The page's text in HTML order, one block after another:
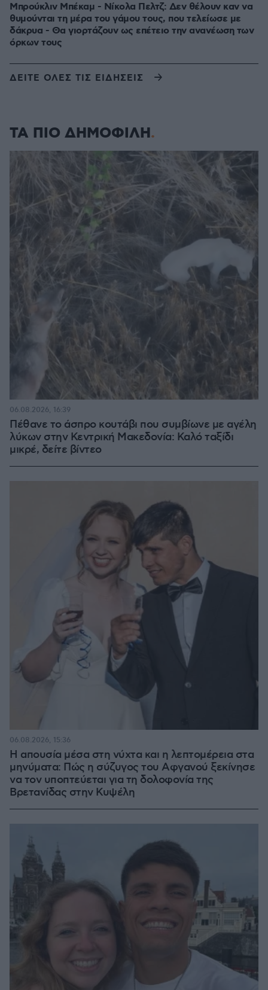
Μπρούκλιν Μπέκαμ - Νίκολα Πελτζ: Δεν θέλουν καν να
θυμούνται τη μέρα του γάμου τους, που τελείωσε με
δάκρυα - Θα γιορτάζουν ως επέτειο την ανανέωση των
όρκων τους
ΔΕΙΤΕ ΟΛΕΣ ΤΙΣ ΕΙΔΗΣΕΙΣ
ΤΑ ΠΙΟ ΔΗΜΟΦΙΛΗ
Πέθανε το άσπρο κουτάβι που συμβίωνε με αγέλη
λύκων στην Κεντρική Μακεδονία: Καλό ταξίδι
μικρέ, δείτε βίντεο
06.08.2026, 16:39
Η απουσία μέσα στη νύχτα και η λεπτομέρεια στα
μηνύματα: Πώς η σύζυγος του Αφγανού ξεκίνησε
να τον υποπτεύεται για τη δολοφονία της
Βρετανίδας στην Κυψέλη
06.08.2026, 15:36